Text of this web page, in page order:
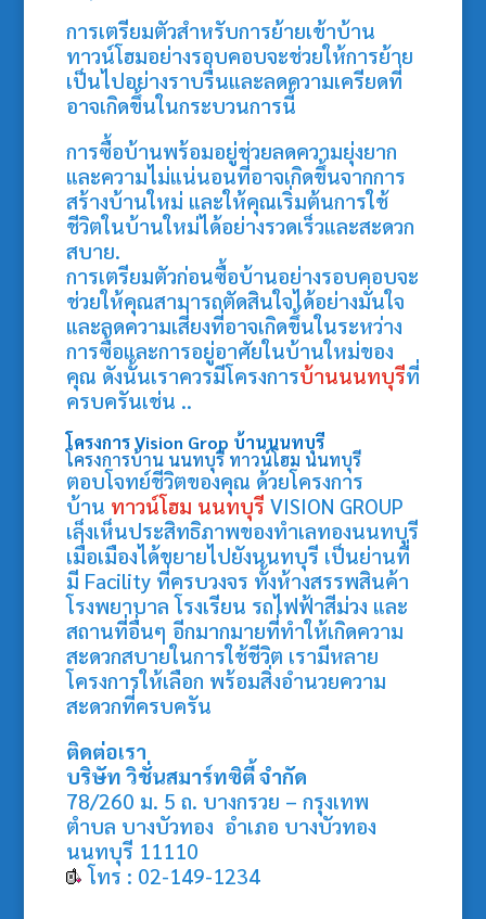
การเตรียมตัวสำหรับการย้ายเข้าบ้าน
ทาวน์โฮมอย่างรอบคอบจะช่วยให้การย้าย
เป็นไปอย่างราบรื่นและลดความเครียดที่
อาจเกิดขึ้นในกระบวนการนี้
การซื้อบ้านพร้อมอยู่ช่วยลดความยุ่งยาก
และความไม่แน่นอนที่อาจเกิดขึ้นจากการ
สร้างบ้านใหม่ และให้คุณเริ่มต้นการใช้
ชีวิตในบ้านใหม่ได้อย่างรวดเร็วและสะดวก
สบาย.
การเตรียมตัวก่อนซื้อบ้านอย่างรอบคอบจะ
ช่วยให้คุณสามารถตัดสินใจได้อย่างมั่นใจ
และลดความเสี่ยงที่อาจเกิดขึ้นในระหว่าง
การซื้อและการอยู่อาศัยในบ้านใหม่ของ
คุณ ดังนั้นเราควรมีโครงการบ้านนนทบุรีที่
ครบครันเช่น ..
โครงการ Vision Grop บ้านนนทบุรี
โครงการบ้าน นนทบุรี ทาวน์โฮม นนทบุรี
ตอบโจทย์ชีวิตของคุณ ด้วยโครงการ
บ้าน ทาวน์โฮม นนทบุรี VISION GROUP
เล็งเห็นประสิทธิภาพของทำเลทองนนทบุรี
เมื่อเมืองได้ขยายไปยังนนทบุรี เป็นย่านที่
มี Facility ที่ครบวงจร ทั้งห้างสรรพสินค้า
โรงพยาบาล โรงเรียน รถไฟฟ้าสีม่วง และ
สถานที่อื่นๆ อีกมากมายที่ทำให้เกิดความ
สะดวกสบายในการใช้ชีวิต เรามีหลาย
โครงการให้เลือก พร้อมสิ่งอำนวยความ
สะดวกที่ครบครัน
ติดต่อเรา
บริษัท วิชั่นสมาร์ทซิตี้ จำกัด
78/260 ม. 5 ถ. บางกรวย – กรุงเทพ
ตำบล บางบัวทอง อำเภอ บางบัวทอง
นนทบุรี 11110
โทร : 02-149-1234